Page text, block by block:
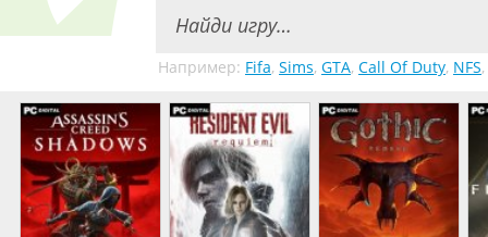
Например: Fifa, Sims, GTA, Call Of Duty, NFS,